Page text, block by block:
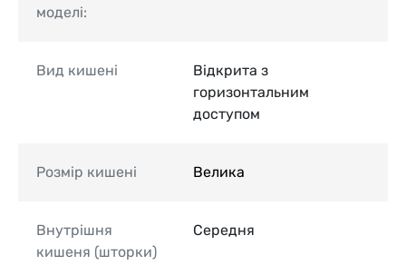
моделі:
Вид кишені
Відкрита з
горизонтальним
доступом
Розмір кишені Велика
Внутрішня
кишеня (шторки)
Середня